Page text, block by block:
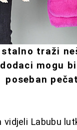
traži
mogu
poseban pečat
Labubu